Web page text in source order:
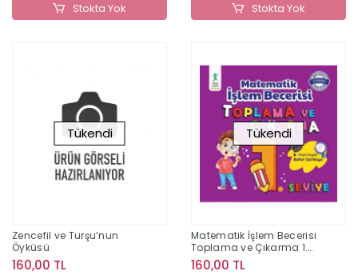
Stokta Yok Stokta Yok
Tükendi
Zencefil ve Turşu’nun
Öyküsü
160,00 TL
Tükendi
Matematik İşlem Becerisi
Toplama ve Çıkarma 1.
Seviye
160,00 TL